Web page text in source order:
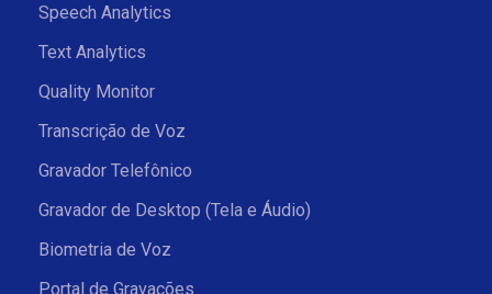
Speech Analytics
Text Analytics
Quality Monitor
Transcrição de Voz
Gravador Telefônico
Gravador de Desktop (Tela e Áudio)
Biometria de Voz
Portal de Gravações